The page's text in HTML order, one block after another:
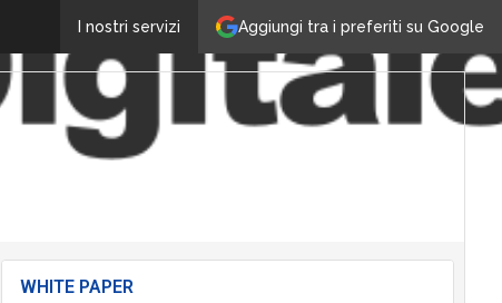
Aggiungi tra i preferiti su Google
I nostri servizi
WHITE PAPER